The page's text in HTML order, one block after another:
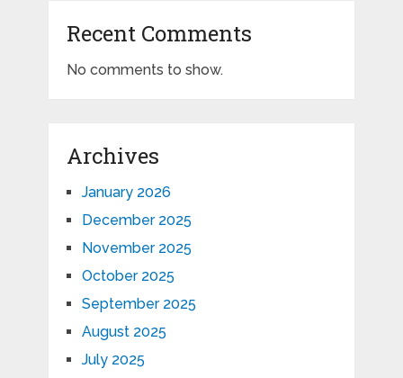
Recent Comments
No comments to show.
Archives
January 2026
December 2025
November 2025
October 2025
September 2025
August 2025
July 2025